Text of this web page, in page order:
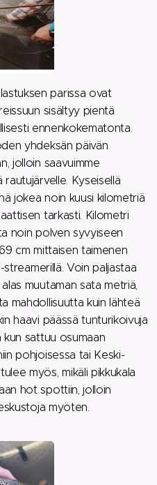
parissa ovat
sisältyy pientä
ennenkokematonta.
yhdeksän päivän
jolloin saavuimme
Kyseisellä
jokea noin kuusi kilometriä
tarkasti. Kilometri
noin polven syvyiseen
cm mittaisen taimenen
streamerillä. Voin paljastaa
muutaman sata metriä,
mahdollisuutta kuin lähteä
haavi päässä tunturikoivuja
sattuu osumaan
pohjoisessa tai Keski-
myös, mikäli pikkukala
hot spottiin, jolloin
myöten.